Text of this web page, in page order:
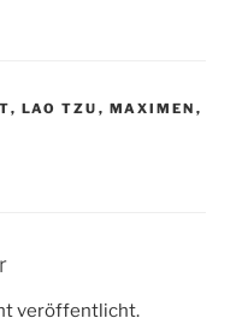
, LAO TZU , MAXIMEN ,
veröffentlicht.